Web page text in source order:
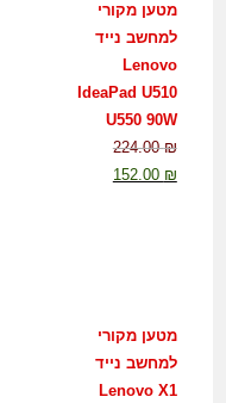
מטען מקורי
למחשב נייד
Lenovo
IdeaPad U510
U550 90W
224.00₪
152.00 ₪
מטען מקורי
למחשב נייד
Lenovo X1